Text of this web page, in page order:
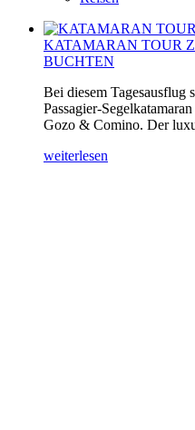
KATAMARAN TOUR
BUCHTEN
Bei diesem Tagesausflug
Passagier-
Gozo & Comino. Der
weiterlesen